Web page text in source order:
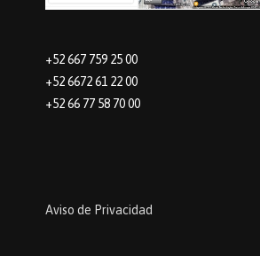
+52 667 759 25 00
+52 6672 61 22 00
+52 66 77 58 70 00
Aviso de Privacidad